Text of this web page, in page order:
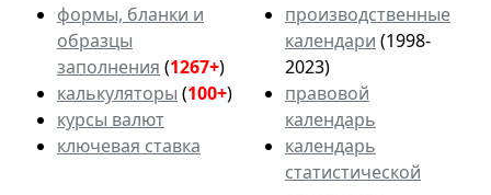
формы, бланки и
образцы
заполнения (1267+)
калькуляторы (100+)
курсы валют
ключевая ставка
производственные
календари (1998-
2023)
правовой
календарь
календарь
статистической